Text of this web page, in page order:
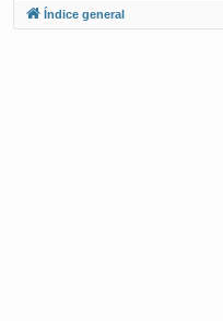
Índice general